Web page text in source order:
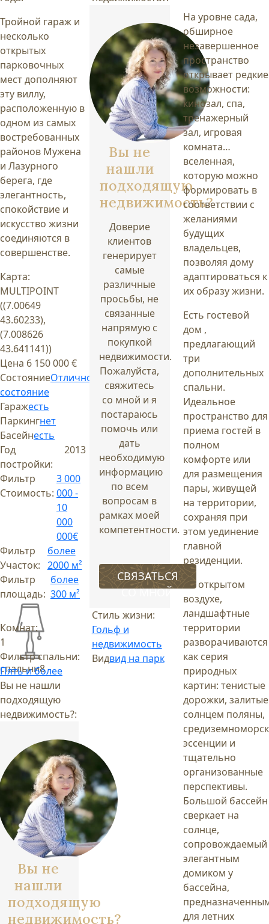
Тройной гараж и
несколько
открытых
парковочных
мест дополняют
эту виллу,
расположенную в
одном из самых
востребованных
районов Мужена
и Лазурного
берега, где
элегантность,
спокойствие и
искусство жизни
соединяются в
совершенстве.
Карта:
MULTIPOINT
((7.00649
43.60233),
(7.008626
43.641141))
Цена 6 150 000 €
СостояниеОтличное
состояние
Гаражесть
Паркингнет
Басейнесть
Год
постройки:
2013
Фильтр
Стоимость:
3 000
000 -
10
000
000€
Фильтр
Участок:
более
2000 м²
Фильтр
площадь:
более
300 м²
спальни8
Комнат:
1
Фильтр спальни:
Пять и более
Вы не нашли
подходящую
недвижимость?:
Вы не
нашли
подходящую
недвижимость?
Вы не
нашли
подходящую
недвижимость?
Доверие
клиентов
генерирует
самые
различные
просьбы, не
связанные
напрямую с
покупкой
недвижимости.
Пожалуйста,
свяжитесь
со мной и я
постараюсь
помочь или
дать
необходимую
информацию
по всем
вопросам в
рамках моей
компетентности.
СВЯЗАТЬСЯ
СО МНОЙ
Стиль жизни:
Гольф и
недвижимость
Видвид на парк
На уровне сада,
обширное
незавершенное
пространство
открывает редкие
возможности:
кинозал, спа,
тренажерный
зал, игровая
комната…
вселенная,
которую можно
формировать в
соответствии с
желаниями
будущих
владельцев,
позволяя дому
адаптироваться к
их образу жизни.
Есть гостевой
дом ,
предлагающий
три
дополнительных
спальни.
Идеальное
пространство для
приема гостей в
полном
комфорте или
для размещения
пары, живущей
на территории,
сохраняя при
этом уединение
главной
резиденции.
На открытом
воздухе,
ландшафтные
территории
разворачиваются
как серия
природных
картин: тенистые
дорожки, залитые
солнцем поляны,
эссенции и
тщательно
организованные
перспективы.
Большой бассейн
сверкает на
солнце,
сопровождаемый
элегантным
домиком у
бассейна,
для летних